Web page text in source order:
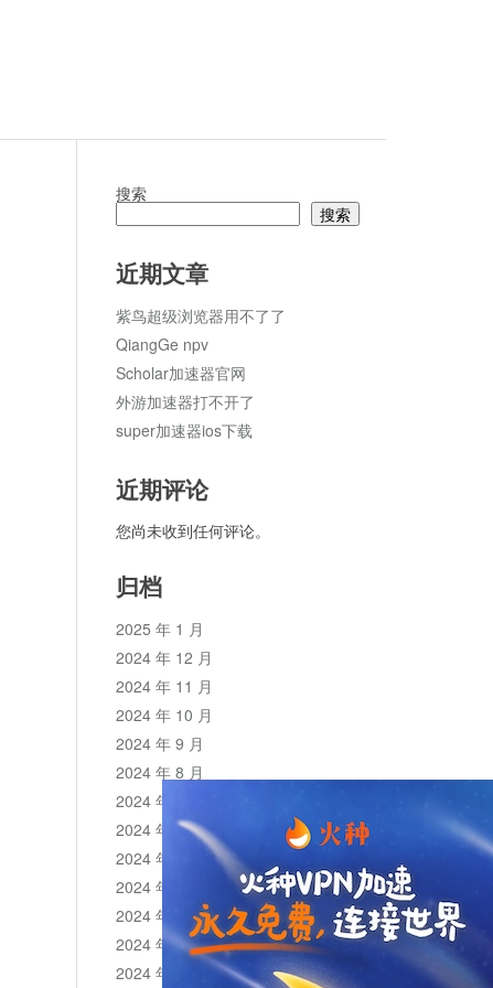
搜索
搜索
近期文章
紫鸟超级浏览器用不了了
QiangGe npv
Scholar加速器官网
外游加速器打不开了
super加速器ios下载
近期评论
您尚未收到任何评论。
归档
2025 年 1 月
2024 年 12 月
2024 年 11 月
2024 年 10 月
2024 年 9 月
2024 年 8 月
2024 年 7 月
2024 年 6 月
2024 年 5 月
2024 年 4 月
2024 年 3 月
2024 年 2 月
2024 年 1 月